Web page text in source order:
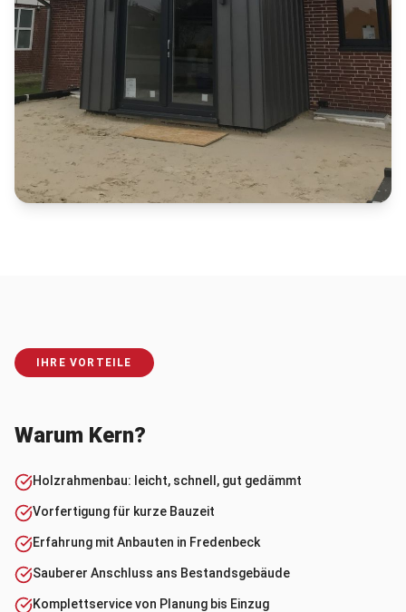
IHRE VORTEILE
Warum Kern?
Holzrahmenbau: leicht, schnell, gut gedämmt
Vorfertigung für kurze Bauzeit
Erfahrung mit Anbauten in Fredenbeck
Sauberer Anschluss ans Bestandsgebäude
Komplettservice von Planung bis Einzug